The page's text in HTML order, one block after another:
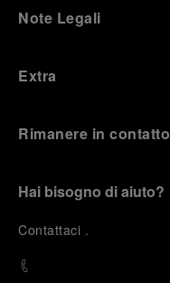
Note Legali
Extra
Rimanere in contatto
Hai bisogno di aiuto?
Contattaci .